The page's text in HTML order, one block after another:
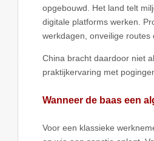
opgebouwd. Het land telt
digitale platforms werken.
werkdagen, onveilige routes
China bracht daardoor niet
praktijkervaring met
Wanneer de baas een
Voor een klassieke